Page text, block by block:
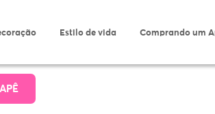
Estilo de vida Comprando um